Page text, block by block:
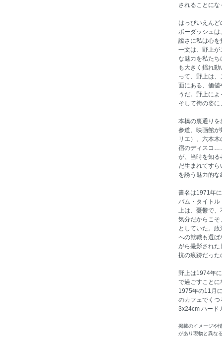
されることにな
はっぴいえんど
ボーダッシュは
謐さに私は心を
一文は、野上が
な魅力を私た
も大きく揺れ
って、野上は
面にある、価値
うだ。野上に
そして街の姿
本橋の裏通りを
参道、映画館が
リエ）、六本
宿のディスコ
が、当時を知る
だ生まれてす
を誘う魅力的
書名は1971年
バム・タイト
上は、憂鬱で、
気分だからこそ
としていた。
への就職も選ば
がら撮影された
抗の痕跡だった
野上は1974年
で過ごすことに
1975年の11月
のカフェでく
3x24cm ハード
掲載のイメージや
があり現物と異な